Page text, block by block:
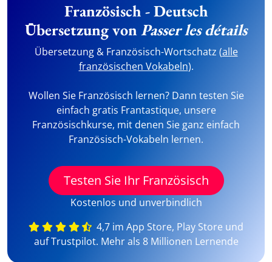
Französisch - Deutsch
Übersetzung vonPasser les détails
Übersetzung & Französisch-Wortschatz (alle
französischen Vokabeln).
Wollen Sie Französisch lernen? Dann testen Sie
einfach gratis Frantastique, unsere
Französischkurse, mit denen Sie ganz einfach
Französisch-Vokabeln lernen.
Testen Sie Ihr Französisch
Kostenlos und unverbindlich
4,7 im App Store, Play Store und
auf Trustpilot. Mehr als 8 Millionen Lernende